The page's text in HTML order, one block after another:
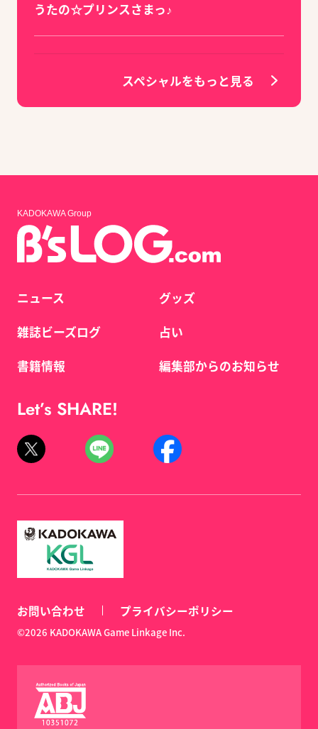
うたの☆プリンスさまっ♪
スペシャルをもっと見る
KADOKAWA Group
ニュース
雑誌ビーズログ
書籍情報
グッズ
占い
編集部からのお知らせ
Let’s SHARE!
お問い合わせ プライバシーポリシー
©2026 KADOKAWA Game Linkage Inc.